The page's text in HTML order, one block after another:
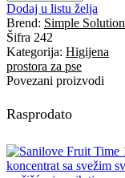
Dodaj u listu želja
Brend: Simple Solution
Šifra 242
Kategorija: Higijena
prostora za pse
Povezani proizvodi
Rasprodato